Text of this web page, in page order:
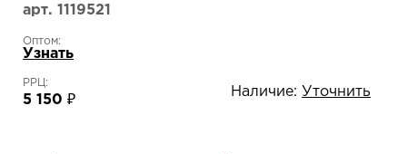
арт. 1119521
Оптом:
Узнать
РРЦ:
5 150 ₽
Наличие: Уточнить